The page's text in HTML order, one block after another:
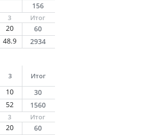
156
3 Итог
20
60
48.9 2934
3 Итог
10
30
52
1560
3 Итог
20
60